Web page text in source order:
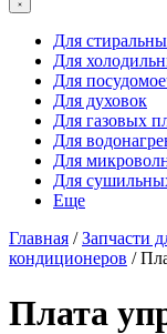
Для
Для
Для
Для духовок
Для газовых
Для
Для
Для
Еще
Главная /Запчасти
кондиционеров /
Плата